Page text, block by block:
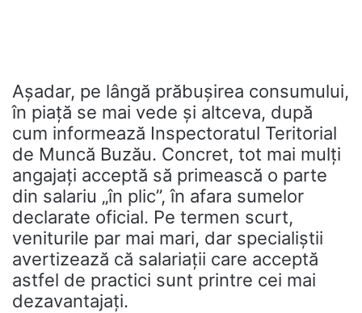
Așadar, pe lângă prăbușirea consumului,
în piață se mai vede și altceva, după
cum informează Inspectoratul Teritorial
de Muncă Buzău. Concret, tot mai mulți
angajați acceptă să primească o parte
din salariu „în plic”, în afara sumelor
declarate oficial. Pe termen scurt,
veniturile par mai mari, dar specialiștii
avertizează că salariații care acceptă
astfel de practici sunt printre cei mai
dezavantajați.